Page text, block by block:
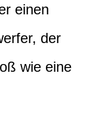
einen
der
wie eine